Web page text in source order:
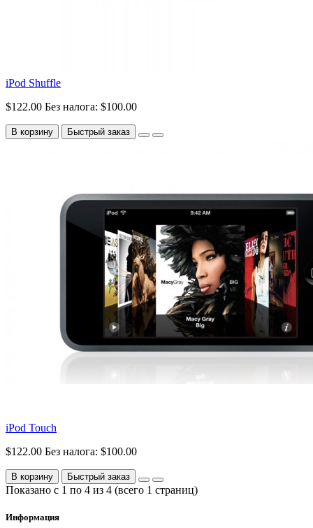
iPod Shuffle
$122.00 Без налога: $100.00
В корзину Быстрый заказ
iPod Touch
$122.00 Без налога: $100.00
В корзину Быстрый заказ
Показано с 1 по 4 из 4 (всего 1 страниц)
Информация